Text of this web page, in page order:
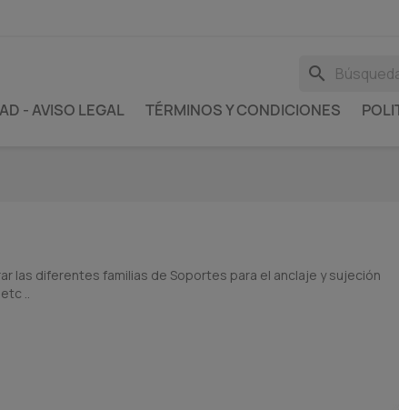
search
- AVISO LEGAL TÉRMINOS Y CONDICIONES
las diferentes familias de Soportes para el anclaje y sujeción
..